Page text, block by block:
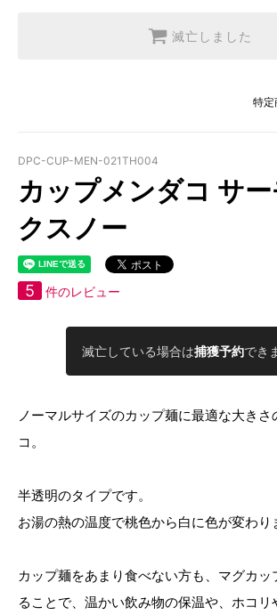
滅亡しました
特定
DPC-CUP-MEN-021TH004
カップメンダコ サ
クスノー
5 件のレビュー
滅亡している場合は捕獲予約でき
ノーマルサイズのカップ麺に最適な大き
コ。
半透明のタイプです。
お湯の熱の温度で桃色から白に色が変わり
カップ麺をあまり食べない方も、マグカ
ることで、温かい飲み物の保温や、ホコ